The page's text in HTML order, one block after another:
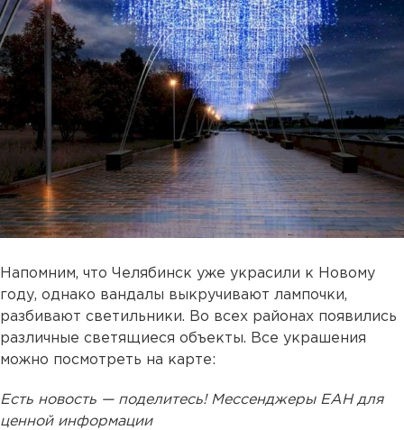
Напомним, что Челябинск уже украсили к Новому
году, однако вандалы выкручивают лампочки,
разбивают светильники. Во всех районах появились
различные светящиеся объекты. Все украшения
можно посмотреть на карте:
Есть новость — поделитесь! Мессенджеры ЕАН для
ценной информации